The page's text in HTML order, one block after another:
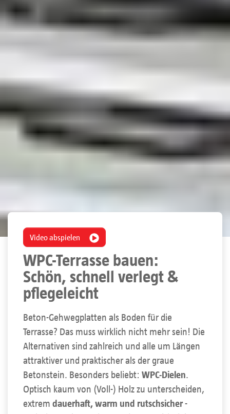
Video abspielen
WPC-Terrasse bauen:
Schön, schnell verlegt &
pflegeleicht
Beton-Gehwegplatten als Boden für die
Terrasse? Das muss wirklich nicht mehr sein! Die
Alternativen sind zahlreich und alle um Längen
attraktiver und praktischer als der graue
Betonstein. Besonders beliebt: WPC-Dielen.
Optisch kaum von (Voll-) Holz zu unterscheiden,
extrem dauerhaft, warm und rutschsicher-